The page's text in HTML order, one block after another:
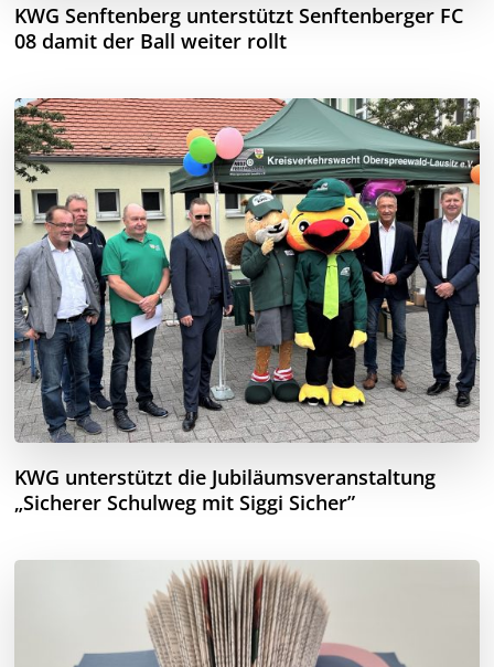
KWG Senftenberg unterstützt Senftenberger FC
08 damit der Ball weiter rollt
KWG unterstützt die Jubiläumsveranstaltung
„Sicherer Schulweg mit Siggi Sicher”